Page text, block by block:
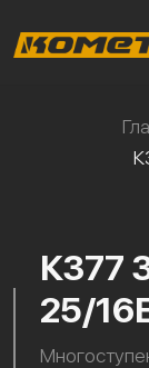
К377
25/